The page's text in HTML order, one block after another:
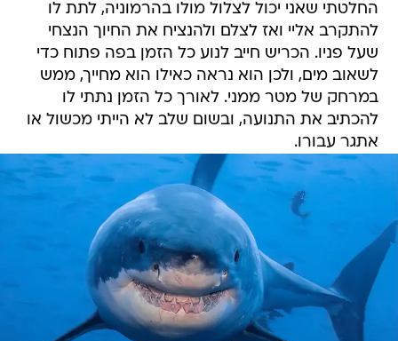
שעל פניו. הכריש חייב לנוע כל הזמן בפה פתוח כדי
לשאוב מים, ולכן הוא נראה כאילו הוא מחייך, ממש
במרחק של מטר ממני. לאורך כל הזמן נתתי לו
להכתיב את התנועה, ובשום שלב לא הייתי מכשול או
אתגר עבורו.